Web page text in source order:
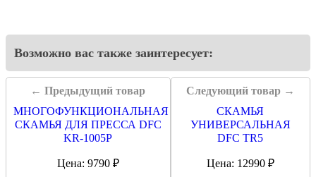
Возможно вас также заинтересует:
← Предыдущий товар
МНОГОФУНКЦИОНАЛЬНАЯ
СКАМЬЯ ДЛЯ ПРЕССА DFC
KR-1005P
Цена: 9790 ₽
Следующий товар →
СКАМЬЯ
УНИВЕРСАЛЬНАЯ
DFC TR5
Цена: 12990 ₽